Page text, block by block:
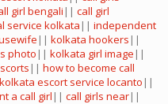
girl bengali || call girl
service kolkata || independent
|| kolkata hookers ||
photo || kolkata girl image ||
|| how to become call
kolkata escort service locanto ||
a call girl || call girls near||